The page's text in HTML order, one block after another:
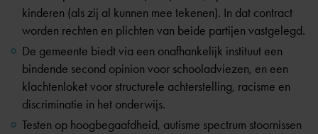
kinderen (als zij al kunnen mee tekenen). In dat contract
worden rechten en plichten van beide partijen vastgelegd.
De gemeente biedt via een onafhankelijk instituut een
bindende second opinion voor schooladviezen, en een
klachtenloket voor structurele achterstelling, racisme en
discriminatie in het onderwijs.
Testen op hoogbegaafdheid, autisme spectrum stoornissen